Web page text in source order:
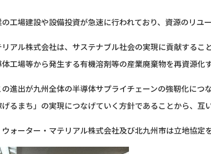
工場建設や設備投資が急速に行われており、資源のリユ
アル株式会社は、サステナブル社会の実現に貢献する
工場等から発生する有機溶剤等の産業廃棄物を再資源化
進出が九州全体の半導体サプライチェーンの強靭化に
るまち」の実現につなげていく方針であることから、互
ォーター・マテリアル株式会社及び北九州市は立地協定